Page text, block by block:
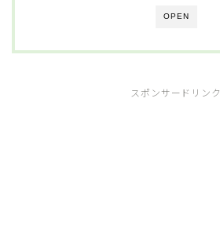
OPEN
スポンサードリンク